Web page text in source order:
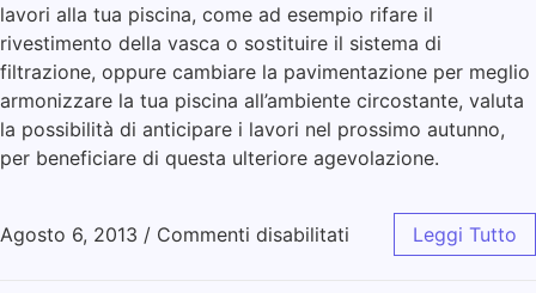
lavori alla tua piscina, come ad esempio rifare il
rivestimento della vasca o sostituire il sistema di
filtrazione, oppure cambiare la pavimentazione per meglio
armonizzare la tua piscina all’ambiente circostante, valuta
la possibilità di anticipare i lavori nel prossimo autunno,
per beneficiare di questa ulteriore agevolazione.
Agosto 6, 2013 / Commenti disabilitati Leggi Tutto